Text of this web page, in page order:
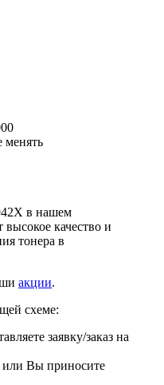
в нашем
высокое качество и
тонера в
акции.
схеме:
заявку/заказ на
Вы приносите